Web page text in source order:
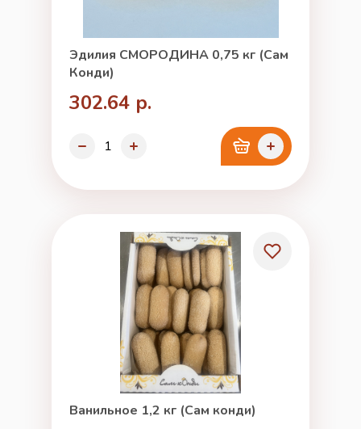
Эдилия СМОРОДИНА 0,75 кг (Сам
Конди)
302.64 р.
Ванильное 1,2 кг (Сам конди)